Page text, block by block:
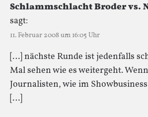
Schlammschlacht Broder vs.
sagt:
11. Februar 2008 um 16:05 Uhr
[…] nächste Runde ist jedenfalls
Mal sehen wie es weitergeht.
Journalisten, wie im
[…]